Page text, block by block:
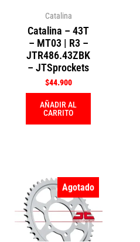
Catalina
Catalina – 43T
– MT03 | R3 –
JTR486.43ZBK
– JTSprockets
$44.900
AÑADIR AL
CARRITO
Agotado